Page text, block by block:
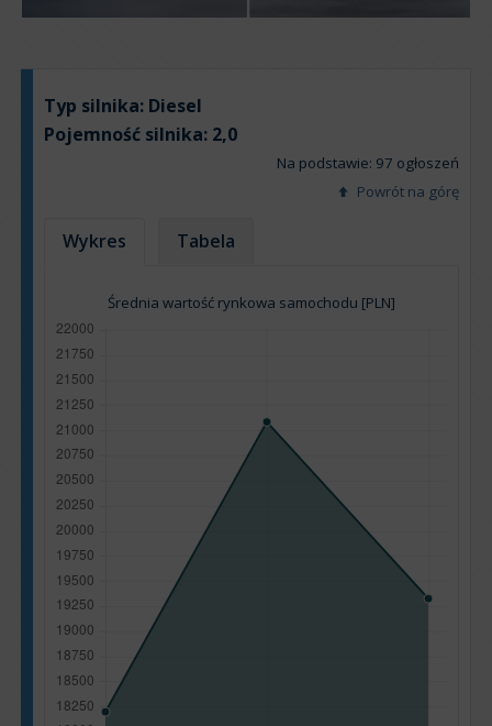
Typ silnika: Diesel
Pojemność silnika: 2,0
Na podstawie: 97 ogłoszeń
Powrót na górę
Wykres Tabela
Średnia wartość rynkowa samochodu [PLN]